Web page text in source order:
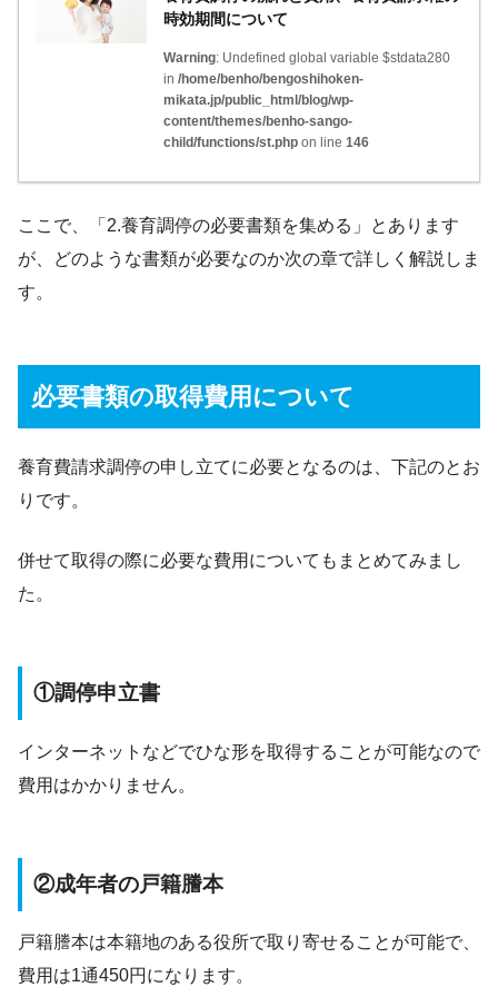
時効期間について
Warning: Undefined global variable $stdata280
in /home/benho/bengoshihoken-
mikata.jp/public_html/blog/wp-
content/themes/benho-sango-
child/functions/st.php on line 146
ここで、「2.養育調停の必要書類を集める」とあります
が、どのような書類が必要なのか次の章で詳しく解説しま
す。
必要書類の取得費用について
養育費請求調停の申し立てに必要となるのは、下記のとお
りです。
併せて取得の際に必要な費用についてもまとめてみまし
た。
①調停申立書
インターネットなどでひな形を取得することが可能なので
費用はかかりません。
②成年者の戸籍謄本
戸籍謄本は本籍地のある役所で取り寄せることが可能で、
費用は1通450円になります。